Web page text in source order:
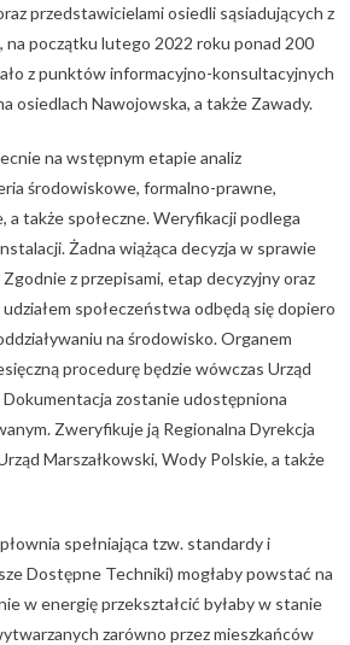
przedstawicielami osiedli sąsiadujących z
na początku lutego 2022 roku ponad 200
z punktów informacyjno-konsultacyjnych
osiedlach Nawojowska, a także Zawady.
na wstępnym etapie analiz
środowiskowe, formalno-prawne,
a także społeczne. Weryfikacji podlega
Żadna wiążąca decyzja w sprawie
z przepisami, etap decyzyjny oraz
społeczeństwa odbędą się dopiero
na środowisko. Organem
procedurę będzie wówczas Urząd
Dokumentacja zostanie udostępniona
Zweryfikuje ją Regionalna Dyrekcja
Marszałkowski, Wody Polskie, a także
spełniająca tzw. standardy i
Dostępne Techniki) mogłaby powstać na
w energię przekształcić byłaby w stanie
zarówno przez mieszkańców